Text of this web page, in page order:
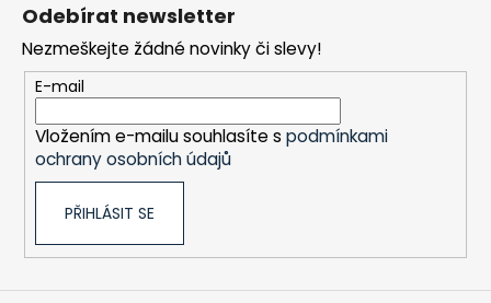
Odebírat newsletter
Nezmeškejte žádné novinky či slevy!
E-mail
Vložením e-mailu souhlasíte s podmínkami
ochrany osobních údajů
PŘIHLÁSIT SE